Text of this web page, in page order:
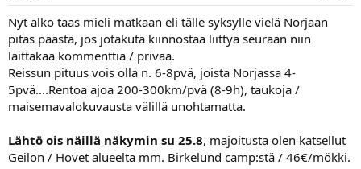
e
l
u
n
a
l
o
i
t
a
j
p
ä
i
v
ä
Nyt alko taas mieli matkaan eli tälle syksylle vielä Norjaan
pitäs päästä, jos jotakuta kiinnostaa liittyä seuraan niin
laittakaa kommenttia / privaa.
Reissun pituus vois olla n. 6-8pvä, joista Norjassa 4-
5pvä....Rentoa ajoa 200-300km/pvä (8-9h), taukoja /
maisemavalokuvausta välillä unohtamatta.
Lähtö ois näillä näkymin su 25.8, majoitusta olen katsellut
Geilon / Hovet alueelta mm. Birkelund camp:stä / 46€/mökki.